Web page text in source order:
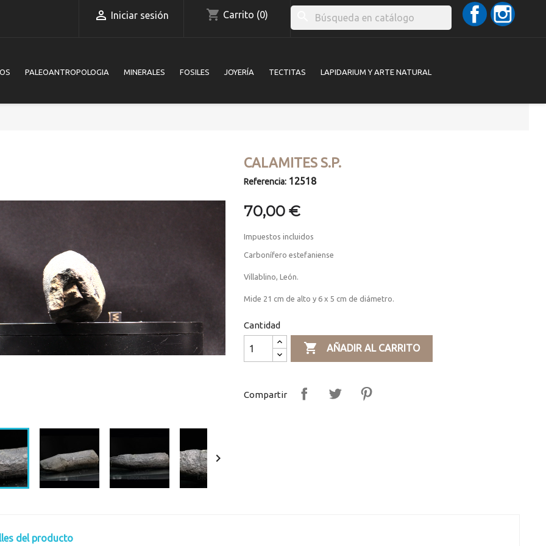
 Iniciar sesión shopping_cart Carrito (0)
Facebook
PALEOANTROPOLOGIA MINERALES FOSILES JOYERÍA TECTITAS LAPIDARIUM Y ARTE NATURAL

CALAMITES S.P.
Referencia: 12518
70,00 €
Impuestos incluidos
Carbonífero estefaniense
Villablino, León.
Mide 21 cm de alto y 6 x 5 cm de diámetro.
Cantidad
 AÑADIR AL CARRITO
Compartir
del producto